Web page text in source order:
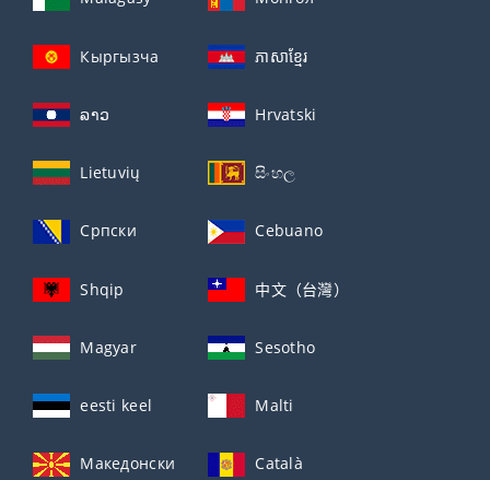
Кыргызча ភាសាខ្មែរ
ລາວ Hrvatski
Lietuvių සිංහල
Српски Cebuano
Shqip 中文（台灣）
Magyar Sesotho
eesti keel Malti
Македонски Català